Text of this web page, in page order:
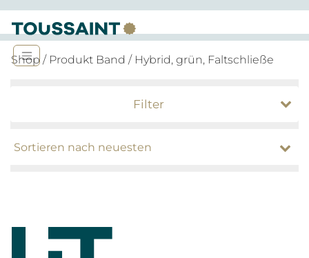
Shop / Produkt Band / Hybrid, grün, Faltschließe
Filter